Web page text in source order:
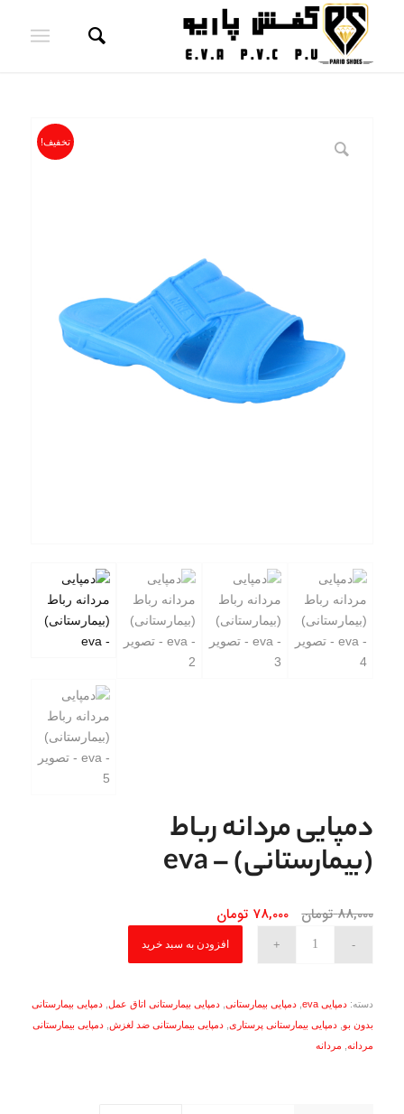
تخفیف!
دمپایی مردانه رباط
(بیمارستانی) – eva
88,000 تومان
قیمت
88,000 تومان
78,000 تومانقیمت
78,000 تومان
افزودن به سبد خرید
دسته: دمپایی eva , دمپایی بیمارستانی, دمپایی بیمارستانی اتاق عمل دمپایی بیمارستانی
بدون بو دمپایی بیمارستانی پرستاری, دمپایی بیمارستانی ضد لغزش دمپایی بیمارستانی
مردانه, مردانه